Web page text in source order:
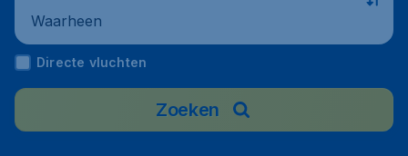
Waarheen
Directe vluchten
Zoeken